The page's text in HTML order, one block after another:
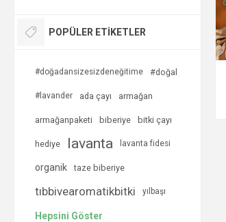
POPÜLER ETIKETLER
#doğadansizesizdeneğitime #doğal
#lavander ada çayı armağan
armağanpaketi biberiye bitki çayı
hediye lavanta lavanta fidesi
organik taze biberiye
tıbbivearomatikbitki yılbaşı
Hepsini Göster